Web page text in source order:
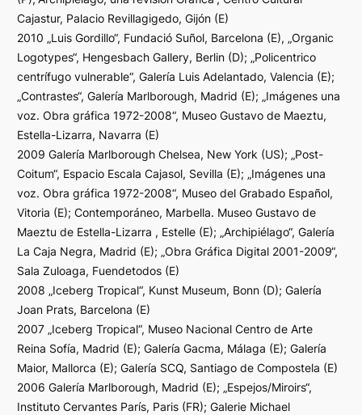
Cajastur, Palacio Revillagigedo, Gijón (E)
2010 „Luis Gordillo“, Fundació Suñol, Barcelona (E), „Organic
Logotypes“, Hengesbach Gallery, Berlin (D); „Policentrico
centrífugo vulnerable“, Galería Luis Adelantado, Valencia (E);
„Contrastes“, Galería Marlborough, Madrid (E); „Imágenes una
voz. Obra gráfica 1972-2008“, Museo Gustavo de Maeztu,
Estella-Lizarra, Navarra (E)
2009 Galería Marlborough Chelsea, New York (US); „Post-
Coitum“, Espacio Escala Cajasol, Sevilla (E); „Imágenes una
voz. Obra gráfica 1972-2008“, Museo del Grabado Español,
Vitoria (E); Contemporáneo, Marbella. Museo Gustavo de
Maeztu de Estella-Lizarra , Estelle (E); „Archipiélago“, Galería
La Caja Negra, Madrid (E); „Obra Gráfica Digital 2001-2009“,
Sala Zuloaga, Fuendetodos (E)
2008 „Iceberg Tropical“, Kunst Museum, Bonn (D); Galería
Joan Prats, Barcelona (E)
2007 „Iceberg Tropical“, Museo Nacional Centro de Arte
Reina Sofía, Madrid (E); Galería Gacma, Málaga (E); Galería
Maior, Mallorca (E); Galería SCQ, Santiago de Compostela (E)
2006 Galería Marlborough, Madrid (E); „Espejos/Miroirs“,
Instituto Cervantes París, Paris (FR); Galerie Michael